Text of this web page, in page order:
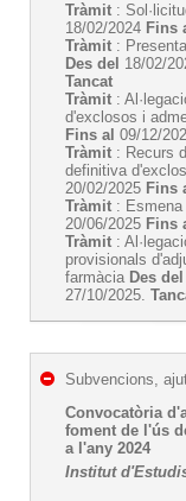
Tràmit :
18/02/2024 Fins
Tràmit :
Des del 18/02/
Tancat
Tràmit :
d'exclosos i
Fins al 09/12/
Tràmit : Recurs
definitiva
20/02/2025 Fins
Tràmit :
20/06/2025 Fins
Tràmit :
provisionals
farmàcia Des del
27/10/2025.
Subvencions,
Convocatòria
foment de l'ús
a l'any 2024
Institut